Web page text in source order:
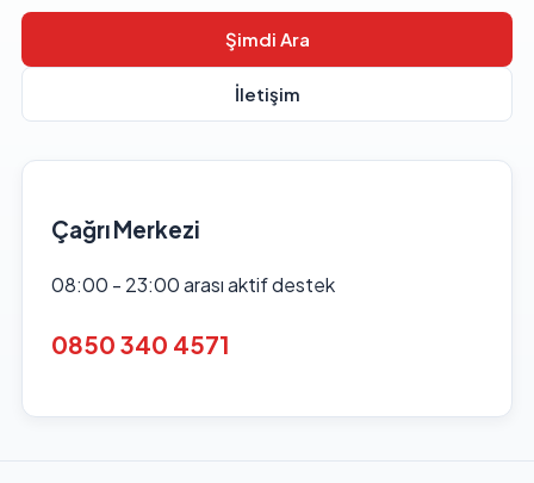
Şimdi Ara
İletişim
Çağrı Merkezi
08:00 - 23:00 arası aktif destek
0850 340 4571